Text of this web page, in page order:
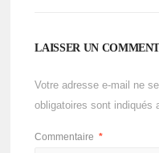
LAISSER UN
Votre adresse e-mail ne
obligatoires sont indiqués
Commentaire *